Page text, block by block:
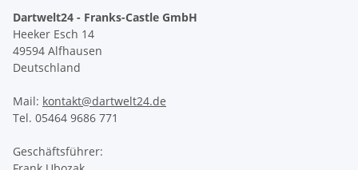
Dartwelt24 - Franks-Castle GmbH
Heeker Esch 14
49594 Alfhausen
Deutschland
Mail: kontakt@dartwelt24.de
Tel. 05464 9686 771
Geschäftsführer: